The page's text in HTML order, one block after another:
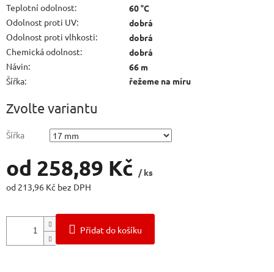
Teplotní odolnost:
60 °C
Odolnost proti UV:
dobrá
Odolnost proti vlhkosti:
dobrá
Chemická odolnost:
dobrá
Návin:
66 m
Šířka: řežeme na míru
Zvolte variantu
Šířka
od 258,89 Kč / ks
od 213,96 Kč bez DPH
cena:
Přidat do košíku